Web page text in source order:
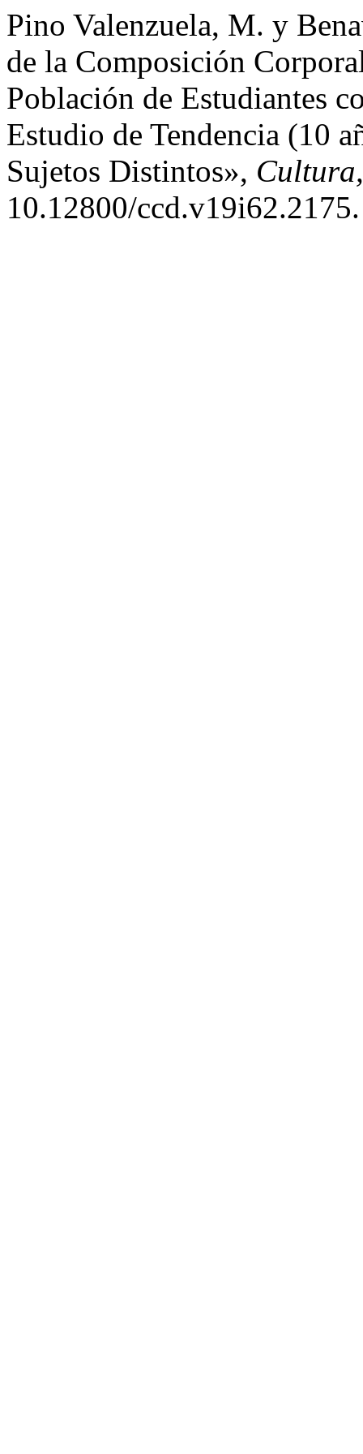
Pino Valenzuela, M. y
de la Composición
Población de Estudiantes
Estudio de Tendencia (10
Sujetos Distintos»,
10.12800/ccd.v19i62.2175.